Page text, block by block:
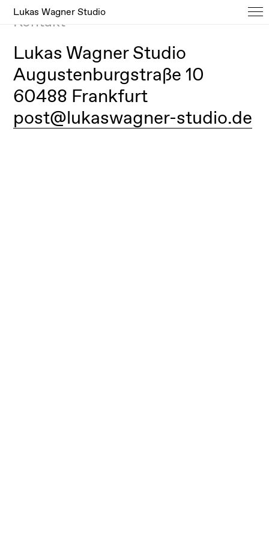
Lukas Wagner Studio
Kontakt
Lukas Wagner Studio
Augustenburgstraße 10
60488 Frankfurt
post@lukaswagner-studio.de